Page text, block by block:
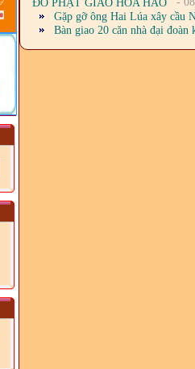
ĐỒ PHẬT GIÁO HÒA HẢO
Gặp gỡ ông Hai Lúa xây cầu
Bàn giao 20 căn nhà đại